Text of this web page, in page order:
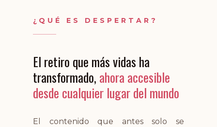
¿QUÉ ES DESPERTAR?
El retiro que más vidas ha
transformado, ahora accesible
desde cualquier lugar del mundo
El contenido que antes solo se